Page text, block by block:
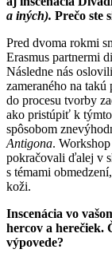
a iných). Prečo ste
Pred dvoma rokmi
Erasmus partnermi
Následne nás
zameraného na
do procesu tvorby
ako pristúpiť k
spôsobom
Antigona.
pokračovali ďalej v
s témami
koži.
Inscenácia vo
hercov a herečiek.
výpovede?